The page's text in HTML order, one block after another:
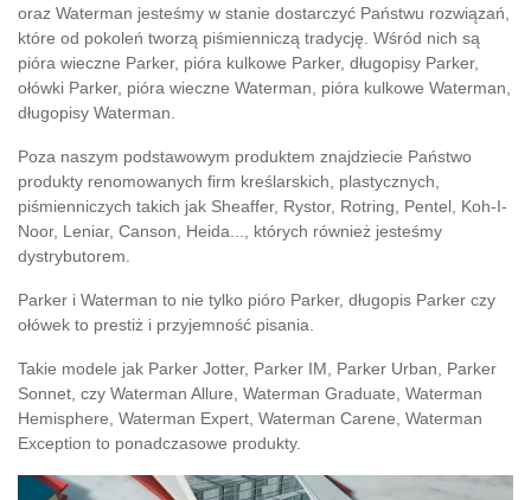
oraz Waterman jesteśmy w stanie dostarczyć Państwu rozwiązań,
które od pokoleń tworzą piśmienniczą tradycję. Wśród nich są
pióra wieczne Parker, pióra kulkowe Parker, długopisy Parker,
ołówki Parker, pióra wieczne Waterman, pióra kulkowe Waterman,
długopisy Waterman.
Poza naszym podstawowym produktem znajdziecie Państwo
produkty renomowanych firm kreślarskich, plastycznych,
piśmienniczych takich jak Sheaffer, Rystor, Rotring, Pentel, Koh-I-
Noor, Leniar, Canson, Heida..., których również jesteśmy
dystrybutorem.
Parker i Waterman to nie tylko pióro Parker, długopis Parker czy
ołówek to prestiż i przyjemność pisania.
Takie modele jak Parker Jotter, Parker IM, Parker Urban, Parker
Sonnet, czy Waterman Allure, Waterman Graduate, Waterman
Hemisphere, Waterman Expert, Waterman Carene, Waterman
Exception to ponadczasowe produkty.